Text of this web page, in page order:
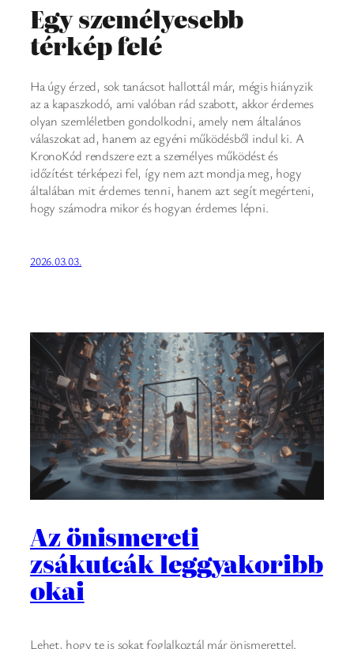
Egy személyesebb
térkép felé
Ha úgy érzed, sok tanácsot hallottál már, mégis hiányzik
az a kapaszkodó, ami valóban rád szabott, akkor érdemes
olyan szemléletben gondolkodni, amely nem általános
válaszokat ad, hanem az egyéni működésből indul ki. A
KronoKód rendszere ezt a személyes működést és
időzítést térképezi fel, így nem azt mondja meg, hogy
általában mit érdemes tenni, hanem azt segít megérteni,
hogy számodra mikor és hogyan érdemes lépni.
2026.03.03.
Az önismereti
zsákutcák leggyakoribb
okai
Lehet, hogy te is sokat foglalkoztál már önismerettel.